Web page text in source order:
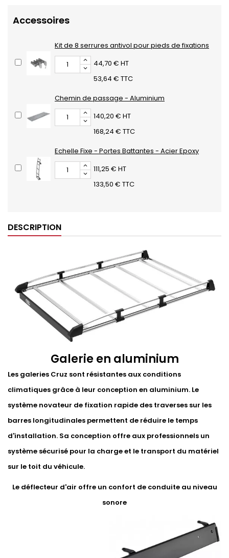
Accessoires
Kit de 8 serrures antivol pour pieds de fixations
44,70 € HT
53,64 € TTC
Chemin de passage - Aluminium
140,20 € HT
168,24 € TTC
Echelle Fixe - Portes Battantes - Acier Epoxy
111,25 € HT
133,50 € TTC
DESCRIPTION
Galerie en aluminium
Les galeries Cruz sont résistantes aux conditions
climatiques grâce à leur conception en aluminium. Le
système novateur de fixation rapide des traverses sur les
barres longitudinales permettent de réduire le temps
d'installation. Sa conception offre aux professionnels un
système sécurisé pour la charge et le transport du matériel
sur le toit du véhicule.
Le déflecteur d'air offre un confort de conduite au niveau
sonore